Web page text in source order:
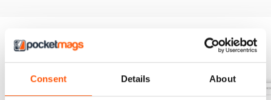
Consent Details About